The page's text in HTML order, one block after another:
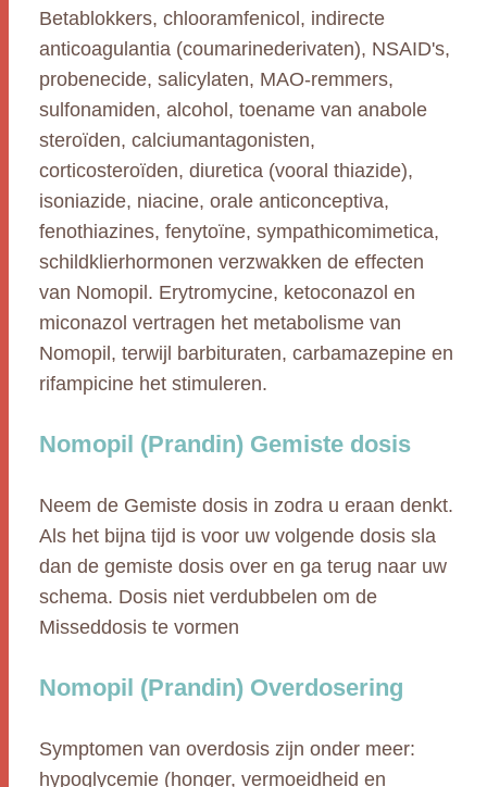
Betablokkers, chlooramfenicol, indirecte
anticoagulantia (coumarinederivaten), NSAID's,
probenecide, salicylaten, MAO-remmers,
sulfonamiden, alcohol, toename van anabole
steroïden, calciumantagonisten,
corticosteroïden, diuretica (vooral thiazide),
isoniazide, niacine, orale anticonceptiva,
fenothiazines, fenytoïne, sympathicomimetica,
schildklierhormonen verzwakken de effecten
van Nomopil. Erytromycine, ketoconazol en
miconazol vertragen het metabolisme van
Nomopil, terwijl barbituraten, carbamazepine en
rifampicine het stimuleren.
Nomopil (Prandin) Gemiste dosis
Neem de Gemiste dosis in zodra u eraan denkt.
Als het bijna tijd is voor uw volgende dosis sla
dan de gemiste dosis over en ga terug naar uw
schema. Dosis niet verdubbelen om de
Misseddosis te vormen
Nomopil (Prandin) Overdosering
Symptomen van overdosis zijn onder meer:
hypoglycemie (honger, vermoeidheid en